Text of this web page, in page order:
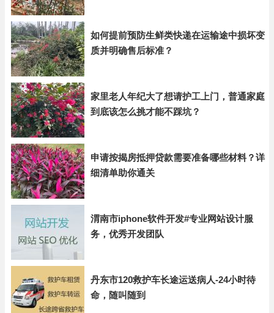
如何提前预防生鲜类快递在运输途中损坏变
质并明确售后标准？
家里老人年纪大了想请护工上门，普通家庭
到底该怎么挑才能不踩坑？
申请按揭房抵押贷款需要准备哪些材料？详
细清单助你通关
渭南市iphone软件开发#专业网站设计服
务，优秀开发团队
丹东市120救护车长途运送病人-24小时待
命，随叫随到